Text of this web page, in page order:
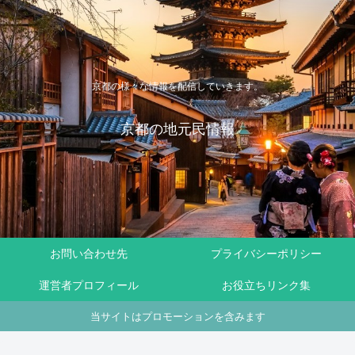
京都の様々な情報を配信していきます。
京都の地元民情報
お問い合わせ先 プライバシーポリシー
運営者プロフィール お役立ちリンク集
当サイトはプロモーションを含みます